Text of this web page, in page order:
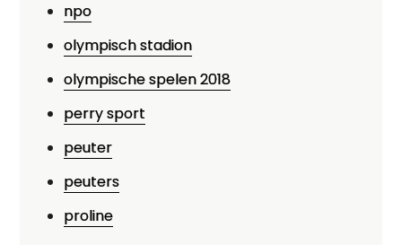
npo
olympisch stadion
olympische spelen 2018
perry sport
peuter
peuters
proline